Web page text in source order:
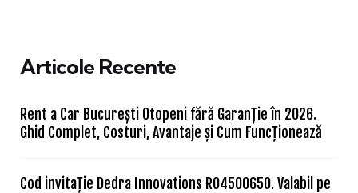
Articole Recente
Rent a Car București Otopeni fără Garanție în 2026.
Ghid Complet, Costuri, Avantaje și Cum Funcționează
Cod invitație Dedra Innovations RO4500650. Valabil pe